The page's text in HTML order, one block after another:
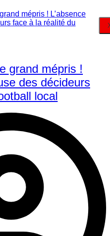
grand mépris !
des décideurs
local